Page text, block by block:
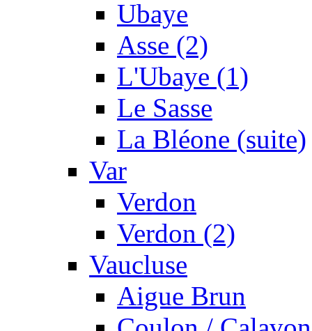
Ubaye
Asse (2)
L'Ubaye (1)
Le Sasse
La Bléone (suite)
Var
Verdon
Verdon (2)
Vaucluse
Aigue Brun